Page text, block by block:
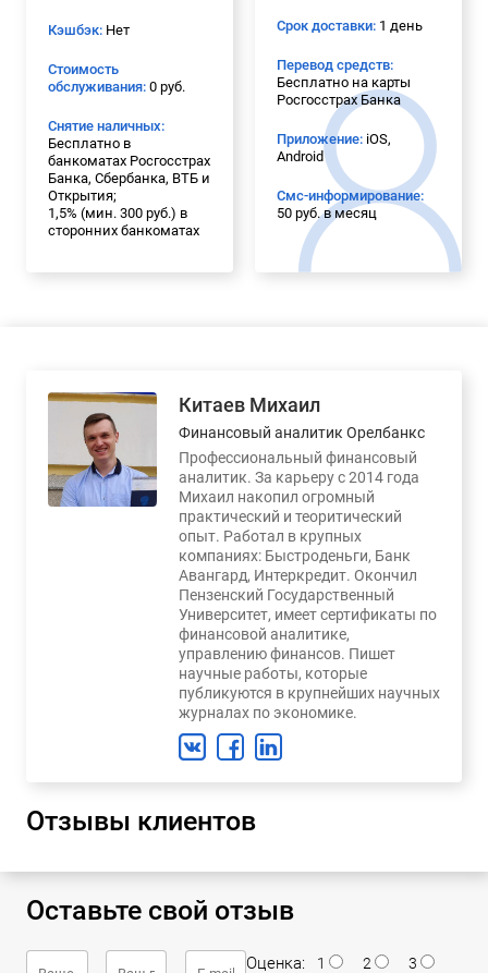
Кэшбэк: Нет
Стоимость
обслуживания: 0 руб.
Снятие наличных:
Бесплатно в
банкоматах Росгосстрах
Банка, Сбербанка, ВТБ и
Открытия;
1,5% (мин. 300 руб.) в
сторонних банкоматах
Срок доставки: 1 день
Перевод средств:
Бесплатно на карты
Росгосстрах Банка
Приложение: iOS,
Android
Смс-информирование:
50 руб. в месяц
Китаев Михаил
Финансовый аналитик Орелбанкс
Профессиональный финансовый
аналитик. За карьеру с 2014 года
Михаил накопил огромный
практический и теоритический
опыт. Работал в крупных
компаниях: Быстроденьги, Банк
Авангард, Интеркредит. Окончил
Пензенский Государственный
Университет, имеет сертификаты по
финансовой аналитике,
управлению финансов. Пишет
научные работы, которые
публикуются в крупнейших научных
журналах по экономике.
Отзывы клиентов
Оставьте свой отзыв
Оценка: 1 2 3